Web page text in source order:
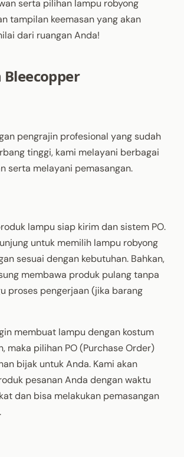
serta pilihan lampu robyong
tampilan keemasan yang akan
dari ruangan Anda!
pengrajin profesional yang sudah
tinggi, kami melayani berbagai
serta melayani pemasangan.
lampu siap kirim dan sistem PO.
untuk memilih lampu robyong
sesuai dengan kebutuhan. Bahkan,
membawa produk pulang tanpa
proses pengerjaan (jika barang
membuat lampu dengan kostum
maka pilihan PO (Purchase Order)
bijak untuk Anda. Kami akan
pesanan Anda dengan waktu
dan bisa melakukan pemasangan